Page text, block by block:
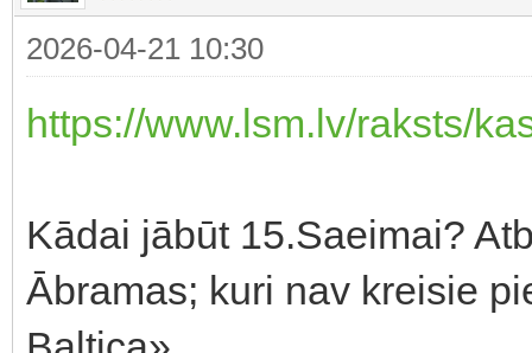
2026-04-21 10:30
https://www.lsm.lv/raksts/
Kādai jābūt 15.Saeimai?
Ābramas; kuri nav kreisie